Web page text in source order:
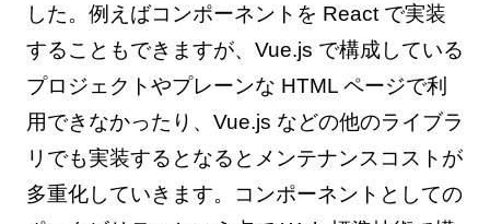
した。例えばコンポーネントを React で実装
することもできますが、Vue.js で構成している
プロジェクトやプレーンな HTML ページで利
用できなかったり、Vue.js などの他のライブラ
リでも実装するとなるとメンテナンスコストが
多重化していきます。コンポーネントとしての